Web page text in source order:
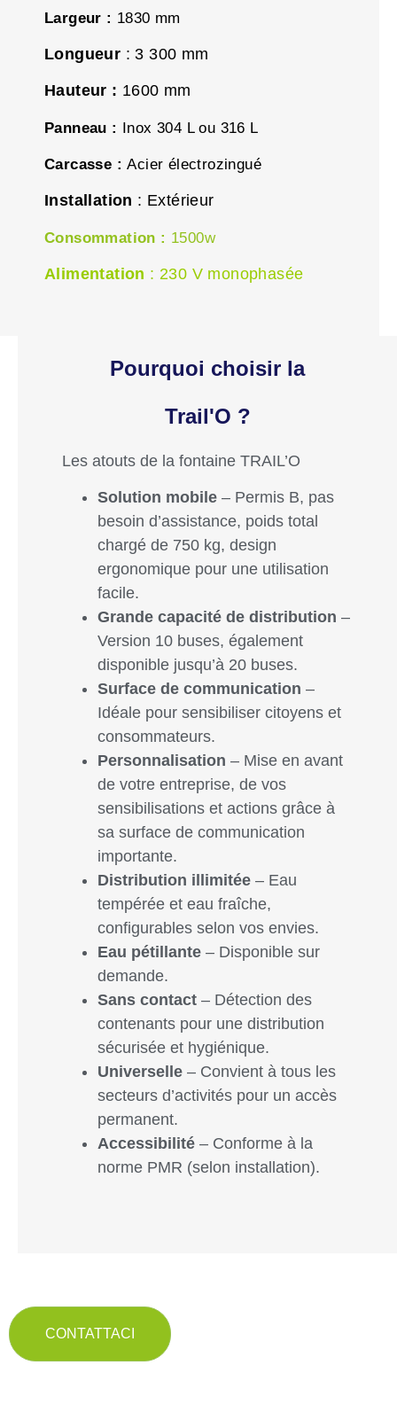
Largeur : 1830 mm
Longueur : 3 300 mm
Hauteur : 1600 mm
Panneau : Inox 304 L ou 316 L
Carcasse :Acier électrozingué
Installation : Extérieur
Consommation : 1500w
Alimentation : 230 V monophasée
Pourquoi choisir la
Trail'O ?
Les atouts de la fontaine TRAIL’O
Solution mobile – Permis B, pas
besoin d’assistance, poids total
chargé de 750 kg, design
ergonomique pour une utilisation
facile.
Grande capacité de distribution –
Version 10 buses, également
disponible jusqu’à 20 buses.
Surface de communication –
Idéale pour sensibiliser citoyens et
consommateurs.
Personnalisation – Mise en avant
de votre entreprise, de vos
sensibilisations et actions grâce à
sa surface de communication
importante.
Distribution illimitée – Eau
tempérée et eau fraîche,
configurables selon vos envies.
Eau pétillante – Disponible sur
demande.
Sans contact – Détection des
contenants pour une distribution
sécurisée et hygiénique.
Universelle – Convient à tous les
secteurs d’activités pour un accès
permanent.
Accessibilité – Conforme à la
norme PMR (selon installation).
CONTATTACI